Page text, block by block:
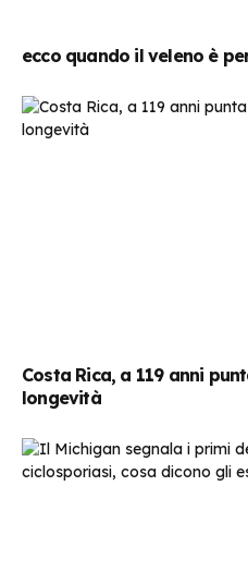
ecco quando il veleno è
Costa Rica, a 119 anni
longevità